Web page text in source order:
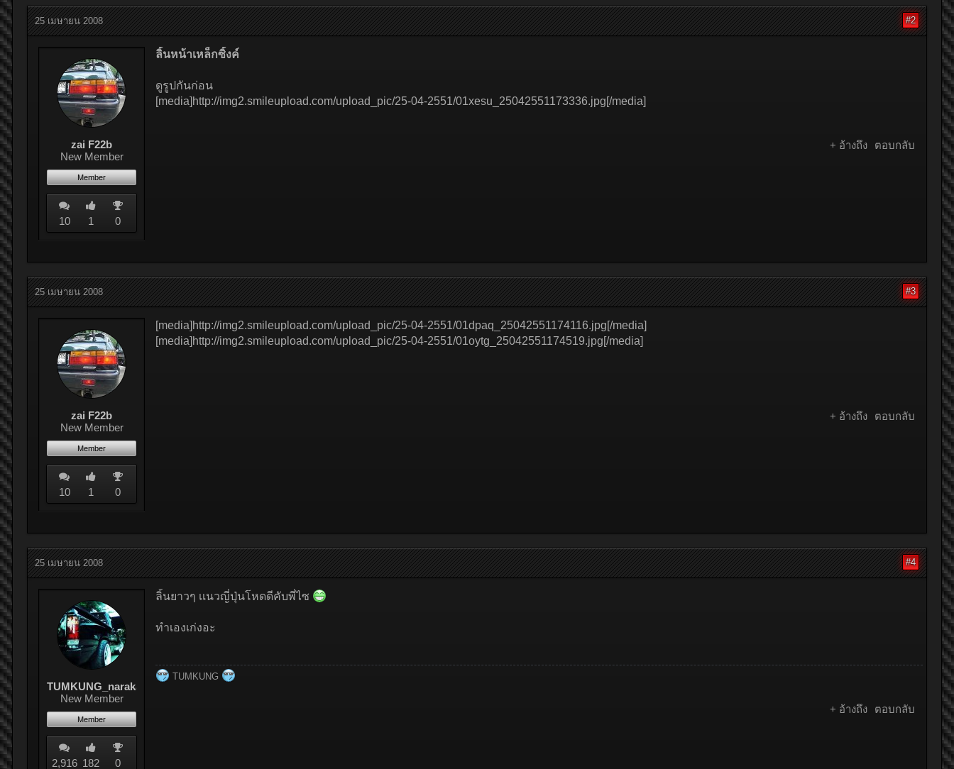
25 เมษายน 2008 #2
zai F22b
New Member
Member
10 1 0
ลิ้นหน้าเหล็กซิ้งค์
ดูรูปกันก่อน
[media]http://img2.smileupload.com/upload_pic/25-04-2551/01xesu_25042551173336.jpg[/media]
+ อ้างถึง ตอบกลับ
25 เมษายน 2008 #3
zai F22b
New Member
Member
10 1 0
[media]http://img2.smileupload.com/upload_pic/25-04-2551/01dpaq_25042551174116.jpg[/media]
[media]http://img2.smileupload.com/upload_pic/25-04-2551/01oytg_25042551174519.jpg[/media]
+ อ้างถึง ตอบกลับ
25 เมษายน 2008 #4
TUMKUNG_naraka
New Member
Member
2,916 182 0
ลิ้นยาวๆ เเนวญี่ปุ่นโหดดีคับพี่ไซ
ทําเองเก่งอะ
TUMKUNG
+ อ้างถึง ตอบกลับ